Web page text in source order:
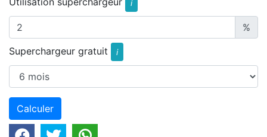
i
%
Superchargeur gratuit
i